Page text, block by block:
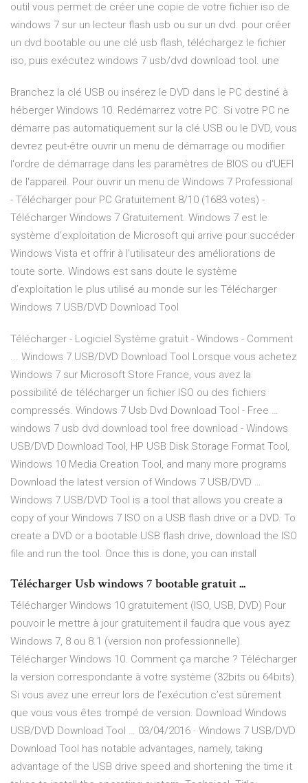
outil vous permet de créer une copie de votre fichier iso de
windows 7 sur un lecteur flash usb ou sur un dvd. pour créer
un dvd bootable ou une clé usb flash, téléchargez le fichier
iso, puis exécutez windows 7 usb/dvd download tool. une
Branchez la clé USB ou insérez le DVD dans le PC destiné à
héberger Windows 10. Redémarrez votre PC. Si votre PC ne
démarre pas automatiquement sur la clé USB ou le DVD, vous
devrez peut-être ouvrir un menu de démarrage ou modifier
l'ordre de démarrage dans les paramètres de BIOS ou d'UEFI
de l'appareil. Pour ouvrir un menu de Windows 7 Professional
- Télécharger pour PC Gratuitement 8/10 (1683 votes) -
Télécharger Windows 7 Gratuitement. Windows 7 est le
système d'exploitation de Microsoft qui arrive pour succéder
Windows Vista et offrir à l'utilisateur des améliorations de
toute sorte. Windows est sans doute le système
d’exploitation le plus utilisé au monde sur les Télécharger
Windows 7 USB/DVD Download Tool
Télécharger - Logiciel Système gratuit - Windows - Comment
... Windows 7 USB/DVD Download Tool Lorsque vous achetez
Windows 7 sur Microsoft Store France, vous avez la
possibilité de télécharger un fichier ISO ou des fichiers
compressés. Windows 7 Usb Dvd Download Tool - Free …
windows 7 usb dvd download tool free download - Windows
USB/DVD Download Tool, HP USB Disk Storage Format Tool,
Windows 10 Media Creation Tool, and many more programs
Download the latest version of Windows 7 USB/DVD …
Windows 7 USB/DVD Tool is a tool that allows you create a
copy of your Windows 7 ISO on a USB flash drive or a DVD. To
create a DVD or a bootable USB flash drive, download the ISO
file and run the tool. Once this is done, you can install
Télécharger Usb windows 7 bootable gratuit ...
Télécharger Windows 10 gratuitement (ISO, USB, DVD) Pour
pouvoir le mettre à jour gratuitement il faudra que vous ayez
Windows 7, 8 ou 8.1 (version non professionnelle).
Télécharger Windows 10. Comment ça marche ? Télécharger
la version correspondante à votre système (32bits ou 64bits).
Si vous avez une erreur lors de l’exécution c’est sûrement
que vous vous êtes trompé de version. Download Windows
USB/DVD Download Tool … 03/04/2016 · Windows 7 USB/DVD
Download Tool has notable advantages, namely, taking
advantage of the USB drive speed and shortening the time it